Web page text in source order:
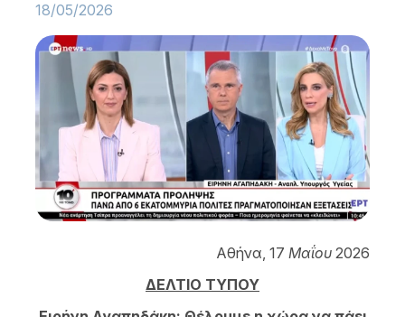
18/05/2026
Αθήνα, 17 Μαΐου 2026
ΔΕΛΤΙΟ ΤΥΠΟΥ